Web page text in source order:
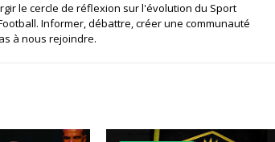
le cercle de réflexion sur l'évolution du Sport
Informer, débattre, créer une communauté
à nous rejoindre.